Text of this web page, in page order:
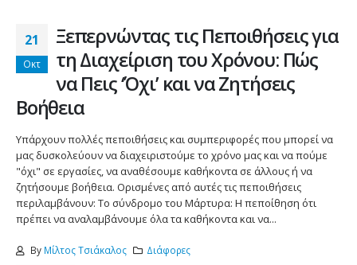
21
Οκτ
Ξεπερνώντας τις Πεποιθήσεις για
τη Διαχείριση του Χρόνου: Πώς
να Πεις ‘Όχι’ και να Ζητήσεις
Βοήθεια
Υπάρχουν πολλές πεποιθήσεις και συμπεριφορές που μπορεί να
μας δυσκολεύουν να διαχειριστούμε το χρόνο μας και να πούμε
"όχι" σε εργασίες, να αναθέσουμε καθήκοντα σε άλλους ή να
ζητήσουμε βοήθεια. Ορισμένες από αυτές τις πεποιθήσεις
περιλαμβάνουν: Το σύνδρομο του Μάρτυρα: Η πεποίθηση ότι
πρέπει να αναλαμβάνουμε όλα τα καθήκοντα και να...
By Μίλτος Τσιάκαλος Διάφορες